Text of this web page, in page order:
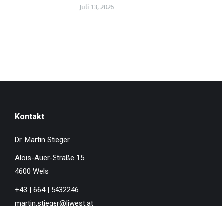
Juli 13, 2026
Kontakt
Dr. Martin Stieger
Alois-Auer-Straße 15
4600 Wels
+43 | 664 | 5432246
martin.stieger@liwest.at